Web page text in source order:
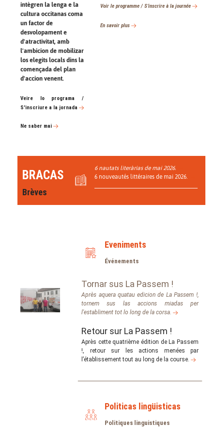
intègren la lenga e la
cultura occitanas coma
un factor de
desvolopament e
d'atractivitat, amb
l'ambicion de mobilizar
los elegits locals dins la
començada del plan
d'accion venent.
Veire lo programa /
S'inscriure a la jornada
Ne saber mai
Voir le programme / S’inscrire à la journée
En savoir plus
BRACAS
Brèves
6 nautats literàrias de mai 2026.
6 nouveautés littéraires de mai 2026.
Eveniments
Événements
Tornar sus La Passem !
Après aquera quatau edicion de La Passem !,
tornem sus las accions miadas per
l'establiment tot lo long de la corsa.
Retour sur La Passem !
Après cette quatrième édition de La Passem
!, retour sur les actions menées par
l’établissement tout au long de la course.
Politicas lingüisticas
Politiques linguistiques